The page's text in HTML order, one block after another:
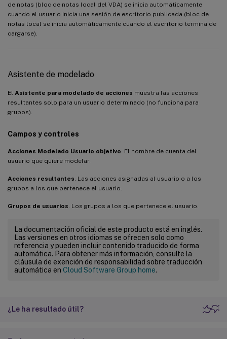
de notas (bloc de notas local del VDA) se inicia automáticamente
cuando el usuario inicia una sesión de escritorio publicada (bloc de
notas local se inicia automáticamente cuando el escritorio termina de
cargarse).
Asistente de modelado
El Asistente para modelado de acciones muestra las acciones
resultantes solo para un usuario determinado (no funciona para
grupos).
Campos y controles
Acciones Modelado Usuario objetivo . El nombre de cuenta del
usuario que quiere modelar.
Acciones resultantes . Las acciones asignadas al usuario o a los
grupos a los que pertenece el usuario.
Grupos de usuarios . Los grupos a los que pertenece el usuario.
La documentación oficial de este producto está en inglés.
Las versiones en otros idiomas se ofrecen solo como
referencia y pueden incluir contenido traducido de forma
automática. Para obtener más información, consulte la
cláusula de exención de responsabilidad sobre traducción
automática en Cloud Software Group home.
¿Le ha resultado útil?